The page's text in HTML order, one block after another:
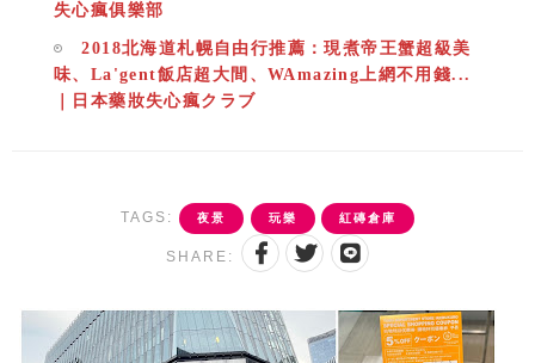
失心瘋俱樂部
2018北海道札幌自由行推薦：現煮帝王蟹超級美
味、La'gent飯店超大間、WAmazing上網不用錢...
｜日本藥妝失心瘋クラブ
TAGS: 夜景 玩樂 紅磚倉庫
SHARE: